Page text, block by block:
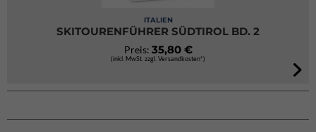
ITALIEN
SKITOURENFÜHRER SÜDTIROL BD. 2
Preis: 35,80 €
(inkl. MwSt. zzgl. Versandkosten*)